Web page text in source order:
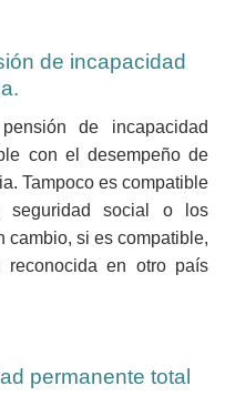
de incapacidad
de incapacidad
con el desempeño de
Tampoco es compatible
seguridad social o los
cambio, si es compatible,
en otro país
permanente total